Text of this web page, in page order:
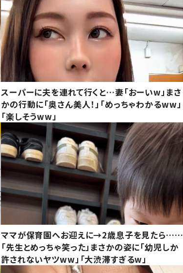
スーパーに夫を連れて行くと…妻「おーいw」まさ
かの行動に「奥さん美人！」「めっちゃわかるww」
「楽しそうww」
ママが保育園へお迎えに→2歳息子を見たら……
「先生とめっちゃ笑った」まさかの姿に「幼児しか
許されないヤツww」「大渋滞すぎるw」